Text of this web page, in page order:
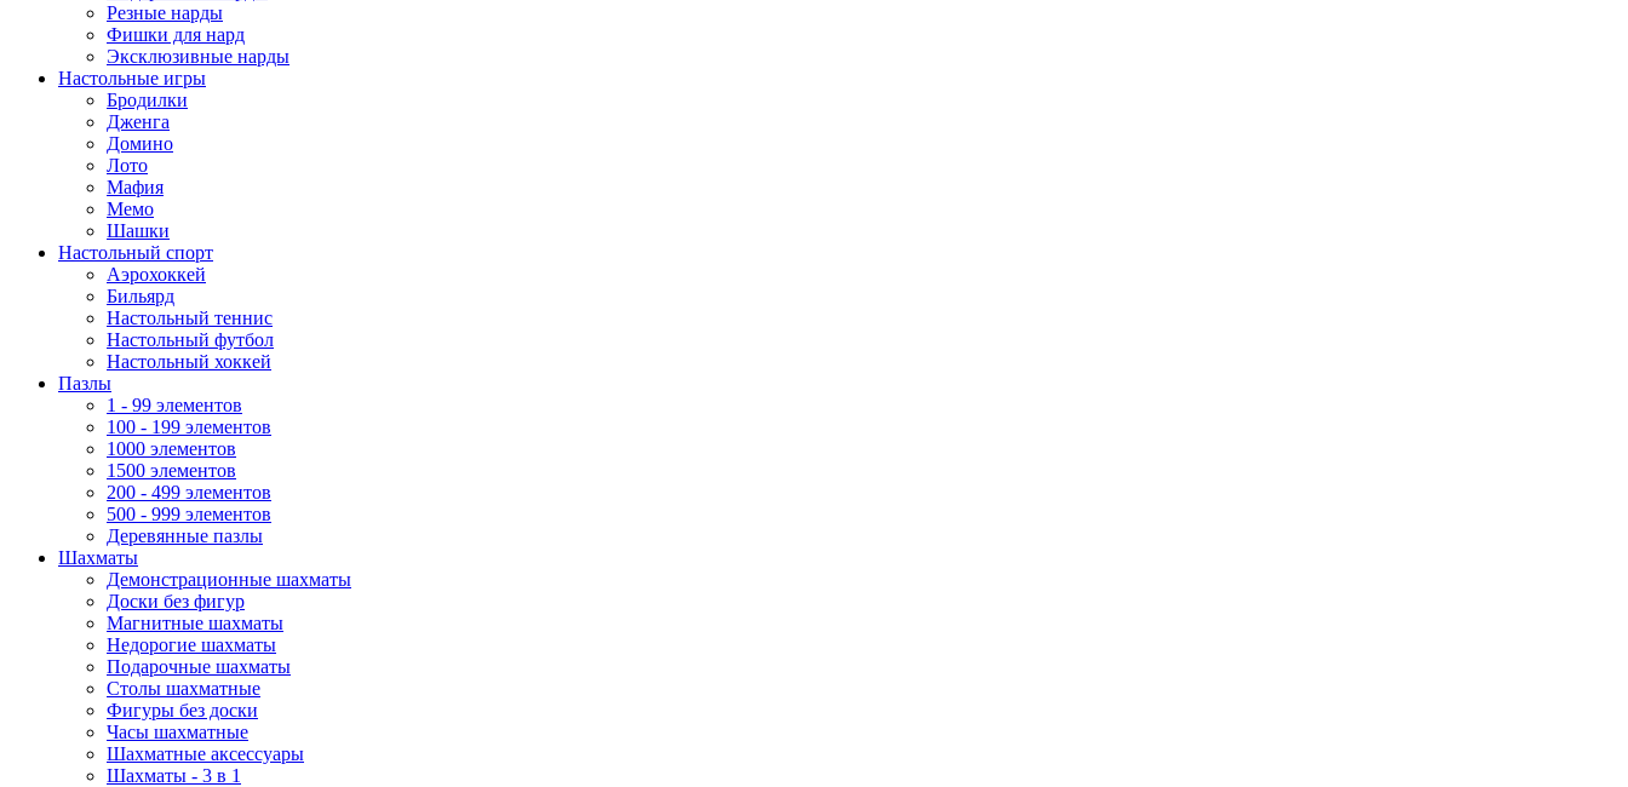
Резные нарды
Фишки для нард
Эксклюзивные нарды
Настольные игры
Бродилки
Дженга
Домино
Лото
Мафия
Мемо
Шашки
Настольный спорт
Аэрохоккей
Бильярд
Настольный теннис
Настольный футбол
Настольный хоккей
Пазлы
1 - 99 элементов
100 - 199 элементов
1000 элементов
1500 элементов
200 - 499 элементов
500 - 999 элементов
Деревянные пазлы
Шахматы
Демонстрационные шахматы
Доски без фигур
Магнитные шахматы
Недорогие шахматы
Подарочные шахматы
Столы шахматные
Фигуры без доски
Часы шахматные
Шахматные аксессуары
Шахматы - 3 в 1